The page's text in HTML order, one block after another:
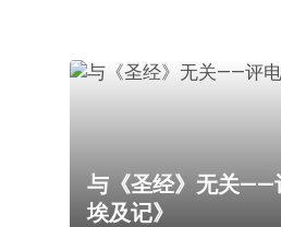
与《圣经》无关——
埃及记》